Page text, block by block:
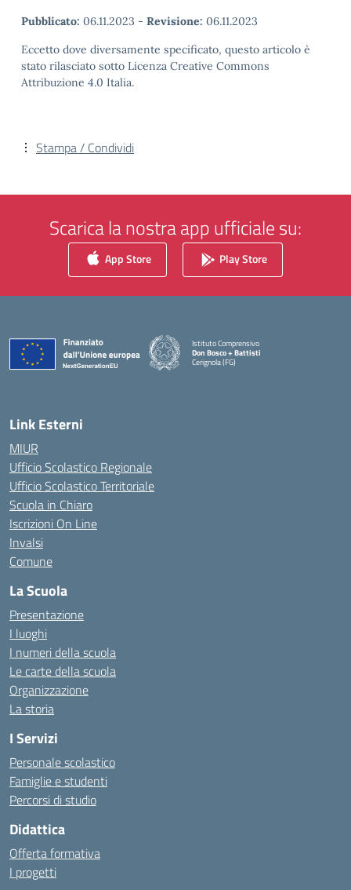
Pubblicato: 06.11.2023 - Revisione: 06.11.2023
Eccetto dove diversamente specificato, questo articolo è
stato rilasciato sotto Licenza Creative Commons
Attribuzione 4.0 Italia.
Stampa / Condividi
Scarica la nostra app ufficiale su:
App Store Play Store
Istituto Comprensivo
Don Bosco + Battisti
Cerignola (FG)
— Visita la pagina iniziale della scuola
Link Esterni
MIUR
Ufficio Scolastico Regionale
Ufficio Scolastico Territoriale
Scuola in Chiaro
Iscrizioni On Line
Invalsi
Comune
La Scuola
Presentazione
I luoghi
I numeri della scuola
Le carte della scuola
Organizzazione
La storia
I Servizi
Personale scolastico
Famiglie e studenti
Percorsi di studio
Didattica
Offerta formativa
I progetti